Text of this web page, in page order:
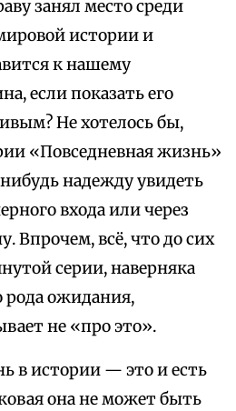
занял место среди
истории и
к нашему
если показать его
Не хотелось бы,
«Повседневная жизнь»
надежду увидеть
входа или через
Впрочем, всё, что до сих
серии, наверняка
рода ожидания,
не «про это».
в истории — это и есть
она не может быть